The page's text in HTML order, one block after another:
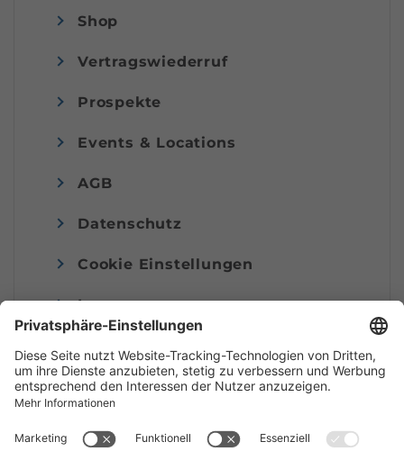
Shop
Vertragswiederruf
Prospekte
Events & Locations
AGB
Datenschutz
Cookie Einstellungen
Impressum